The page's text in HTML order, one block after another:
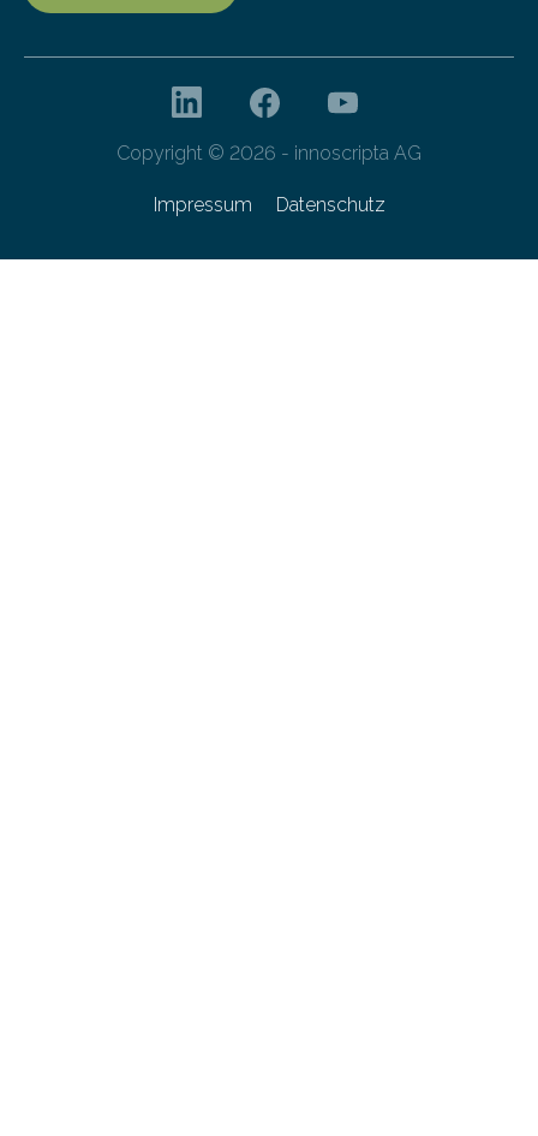
Copyright © 2026 - innoscripta AG
Impressum Datenschutz